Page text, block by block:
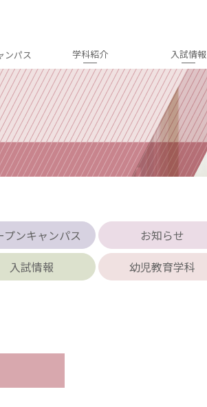
ンパス 学科紹介 入試情報
プンキャンパス お知らせ
入試情報
幼児教育学科